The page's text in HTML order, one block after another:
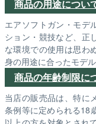
商品の用途につい
エアソフトガン・モデ
ション・競技など、正
な環境での使用は思わ
身の用途に合ったモデ
商品の年齢制限に
当店の販売品は、特に
条例等に定められる18